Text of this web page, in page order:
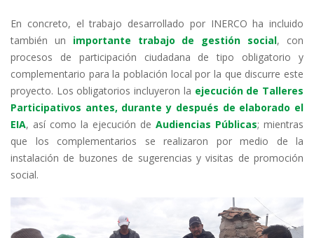
En concreto, el trabajo desarrollado por INERCO ha incluido
también un importante trabajo de gestión social, con
procesos de participación ciudadana de tipo obligatorio y
complementario para la población local por la que discurre este
proyecto. Los obligatorios incluyeron la ejecución de Talleres
Participativos antes, durante y después de elaborado el
EIA, así como la ejecución de Audiencias Públicas; mientras
que los complementarios se realizaron por medio de la
instalación de buzones de sugerencias y visitas de promoción
social.